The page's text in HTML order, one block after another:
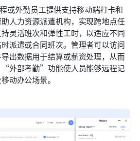
或外勤员工提供支持移动端打卡和
人力资源派遣机构，实现跨地点任
灵活班次和弹性工时，以适应不同
派遣或合同班次。管理者可以访问
出数据用于结算或薪资处理，从而
“外部考勤”功能使人员能够远程记
动办公场景。